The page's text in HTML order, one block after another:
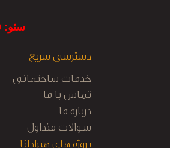
سئو: 09127305449
دسترسی سریع
خدمات ساختمانی
تماس با ما
درباره ما
سوالات متداول
پروژه های هیرادانا